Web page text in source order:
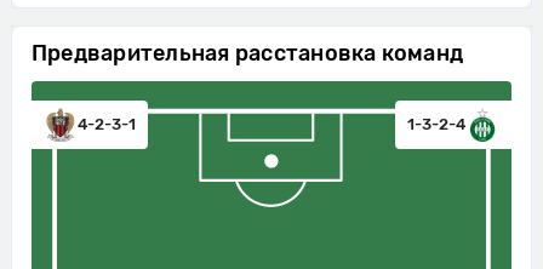
12'
на половине поля противника
13'
Сент-Этьен пытается что-то создать.
13'
Julien Le Cardinal не смог попасть в
створ ударом издали
Удар от ворот произведет Ницца
Предварительная расстановка команд
4-2-3-1 1-3-2-4